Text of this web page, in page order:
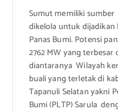
Sumut memiliki
dikelola untuk
Panas Bumi. Potensi
2762 MW yang
diantaranya Wilayah
buali yang terletak di
Tapanuli Selatan yakni
Bumi (PLTP) Sarula